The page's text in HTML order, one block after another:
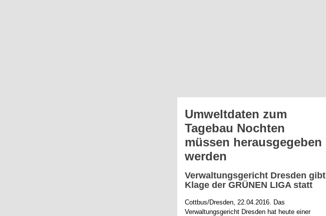
Umweltdaten zum
Tagebau Nochten
müssen herausgegeben
werden
Verwaltungsgericht Dresden gibt
Klage der GRÜNEN LIGA statt
Cottbus/Dresden, 22.04.2016. Das
Verwaltungsgericht Dresden hat heute einer